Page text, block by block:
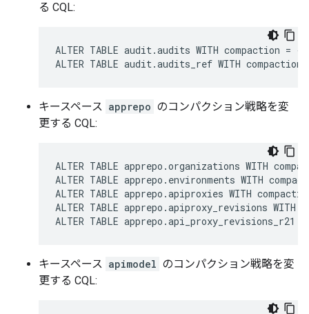
る CQL:
ALTER TABLE audit.audits WITH compaction
ALTER TABLE audit.audits_ref WITH
キースペース apprepo のコンパクション戦略を変
更する CQL:
ALTER TABLE apprepo.organizations WITH
ALTER TABLE apprepo.environments WITH
ALTER TABLE apprepo.apiproxies WITH
ALTER TABLE apprepo.apiproxy_revisions
ALTER TABLE
キースペース apimodel のコンパクション戦略を変
更する CQL: